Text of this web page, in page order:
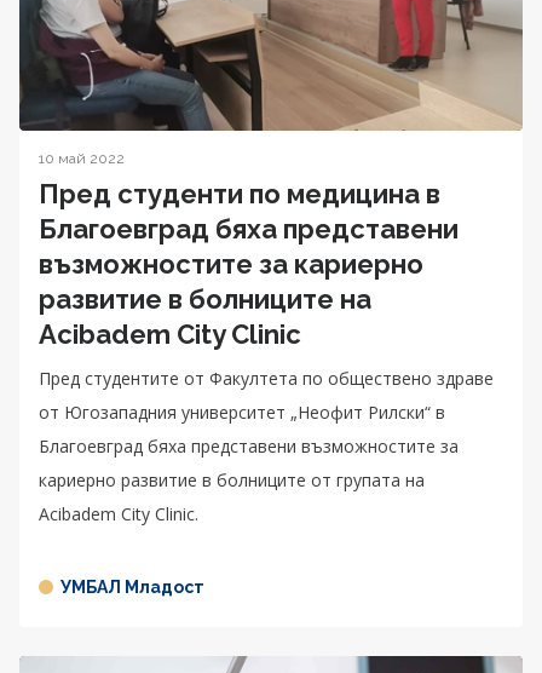
10 май 2022
Пред студенти по медицина в
Благоевград бяха представени
възможностите за кариерно
развитие в болниците на
Acibadem City Clinic
Пред студентите от Факултета по обществено здраве
от Югозападния университет „Неофит Рилски“ в
Благоевград бяха представени възможностите за
кариерно развитие в болниците от групата на
Acibadem City Clinic.
УМБАЛ Младост